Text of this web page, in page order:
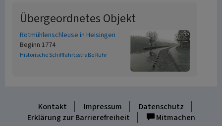
Übergeordnetes Objekt
Rotmühlenschleuse in Heisingen
Beginn 1774
Historische Schifffahrtsstraße Ruhr
Kontakt Impressum
Datenschutz
Erklärung zur Barrierefreiheit
Mitmachen